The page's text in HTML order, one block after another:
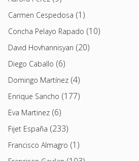
Carmen Cespedosa (1)
Concha Pelayo Rapado (10)
David Hovhannisyan (20)
Diego Caballo (6)
Domingo Martínez (4)
Enrique Sancho (177)
Eva Martinez (6)
Fijet España (233)
Francisco Almagro (1)